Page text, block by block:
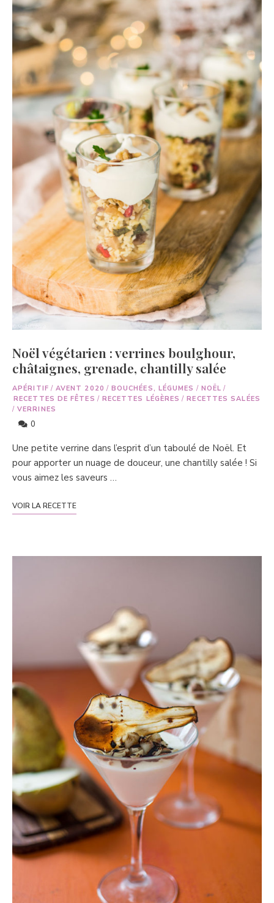
Noël végétarien : verrines boulghour,
châtaignes, grenade, chantilly salée
APÉRITIF / AVENT 2020 / BOUCHÉES, LÉGUMES / NOËL /
RECETTES DE FÊTES / RECETTES LÉGÈRES / RECETTES SALÉES
/ VERRINES
0
Une petite verrine dans l’esprit d’un taboulé de Noël. Et
pour apporter un nuage de douceur, une chantilly salée ! Si
vous aimez les saveurs …
VOIR LA RECETTE